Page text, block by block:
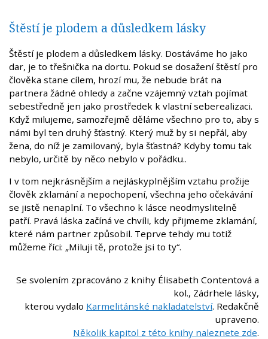
Štěstí je plodem a důsledkem lásky
Štěstí je plodem a důsledkem lásky. Dostáváme ho jako
dar, je to třešnička na dortu. Pokud se dosažení štěstí pro
člověka stane cílem, hrozí mu, že nebude brát na
partnera žádné ohledy a začne vzájemný vztah pojímat
sebestředně jen jako prostředek k vlastní seberealizaci.
Když milujeme, samozřejmě děláme všechno pro to, aby s
námi byl ten druhý šťastný. Který muž by si nepřál, aby
žena, do níž je zamilovaný, byla šťastná? Kdyby tomu tak
nebylo, určitě by něco nebylo v pořádku..
I v tom nejkrásnějším a nejláskyplnějším vztahu prožije
člověk zklamání a nepochopení, všechna jeho očekávání
se jistě nenaplní. To všechno k lásce neodmyslitelně
patří. Pravá láska začíná ve chvíli, kdy přijmeme zklamání,
které nám partner způsobil. Teprve tehdy mu totiž
můžeme říci: „Miluji tě, protože jsi to ty“.
Se svolením zpracováno z knihy Élisabeth Contentová a
kol., Zádrhele lásky,
kterou vydalo Karmelitánské nakladatelství. Redakčně
upraveno.
Několik kapitol z této knihy naleznete zde.